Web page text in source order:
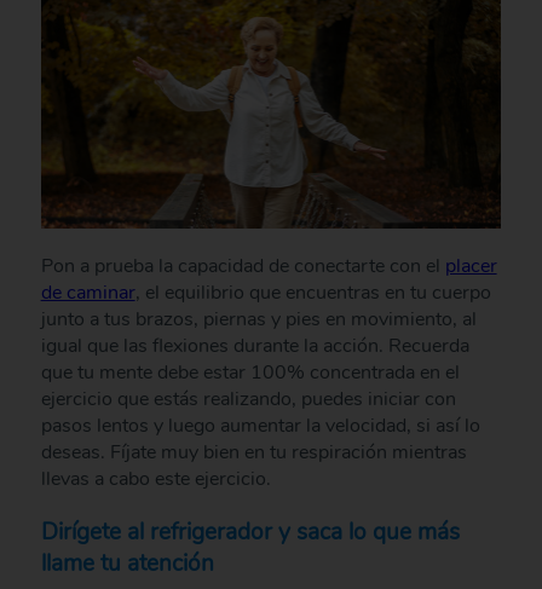
Pon a prueba la capacidad de conectarte con el placer
de caminar, el equilibrio que encuentras en tu cuerpo
junto a tus brazos, piernas y pies en movimiento, al
igual que las flexiones durante la acción. Recuerda
que tu mente debe estar 100% concentrada en el
ejercicio que estás realizando, puedes iniciar con
pasos lentos y luego aumentar la velocidad, si así lo
deseas. Fíjate muy bien en tu respiración mientras
llevas a cabo este ejercicio.
Dirígete al refrigerador y saca lo que más
llame tu atención